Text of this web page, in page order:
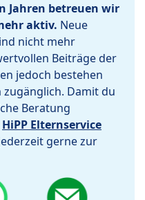
Jahren betreuen wir
aktiv. Neue
nicht mehr
Beiträge der
jedoch bestehen
Damit du
Beratung
HiPP Elternservice
gerne zur